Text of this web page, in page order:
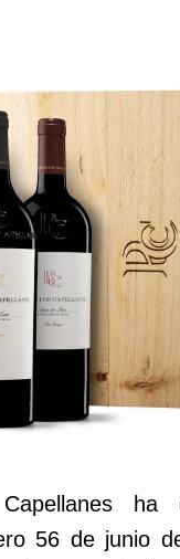
ha
56 de junio